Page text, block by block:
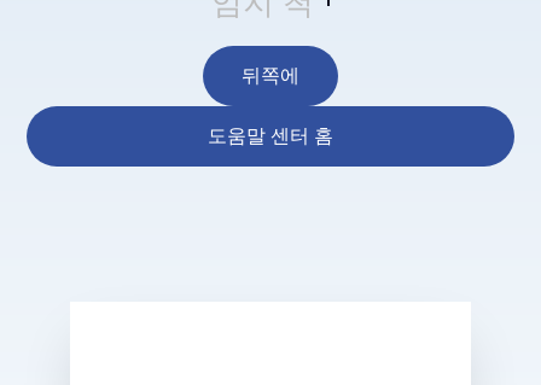
뒤쪽에
도움말 센터 홈